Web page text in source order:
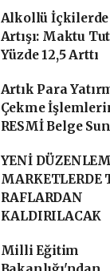
Alkollü İçkilerde
Artışı: Maktu
Yüzde 12,5 Arttı
Artık Para
Çekme
RESMİ Belge
YENİ
MARKETLERDE
RAFLARDAN
KALDIRILACAK
Milli Eğitim